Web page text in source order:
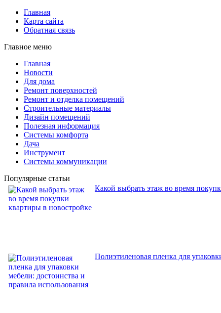
Главная
Карта сайта
Обратная связь
Главное меню
Главная
Новости
Для дома
Ремонт поверхностей
Ремонт и отделка помещений
Строительные материалы
Дизайн помещений
Полезная информация
Системы комфорта
Дача
Инструмент
Системы коммуникации
Популярные статьи
Какой выбрать этаж во время
Полиэтиленовая пленка для